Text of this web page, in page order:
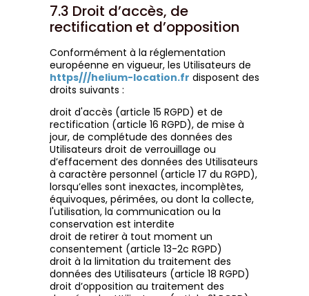
7.3 Droit d’accès, de
rectification et d’opposition
Conformément à la réglementation
européenne en vigueur, les Utilisateurs de
https///helium-location.fr disposent des
droits suivants :
droit d'accès (article 15 RGPD) et de
rectification (article 16 RGPD), de mise à
jour, de complétude des données des
Utilisateurs droit de verrouillage ou
d’effacement des données des Utilisateurs
à caractère personnel (article 17 du RGPD),
lorsqu’elles sont inexactes, incomplètes,
équivoques, périmées, ou dont la collecte,
l'utilisation, la communication ou la
conservation est interdite
droit de retirer à tout moment un
consentement (article 13-2c RGPD)
droit à la limitation du traitement des
données des Utilisateurs (article 18 RGPD)
droit d’opposition au traitement des